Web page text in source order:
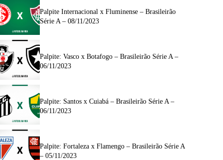
Palpite Internacional x Fluminense – Brasileirão
Série A – 08/11/2023
Palpite: Vasco x Botafogo – Brasileirão Série A –
06/11/2023
Palpite: Santos x Cuiabá – Brasileirão Série A –
06/11/2023
Palpite: Fortaleza x Flamengo – Brasileirão Série A
– 05/11/2023